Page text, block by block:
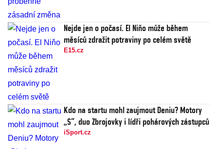
Nejde jen o počasí. El Niňo může během
měsíců zdražit potraviny po celém světě
E15.cz
Kdo na startu mohl zaujmout Deniu? Motory
„S“, duo Zbrojovky i lídři pohárových zástupců
iSport.cz